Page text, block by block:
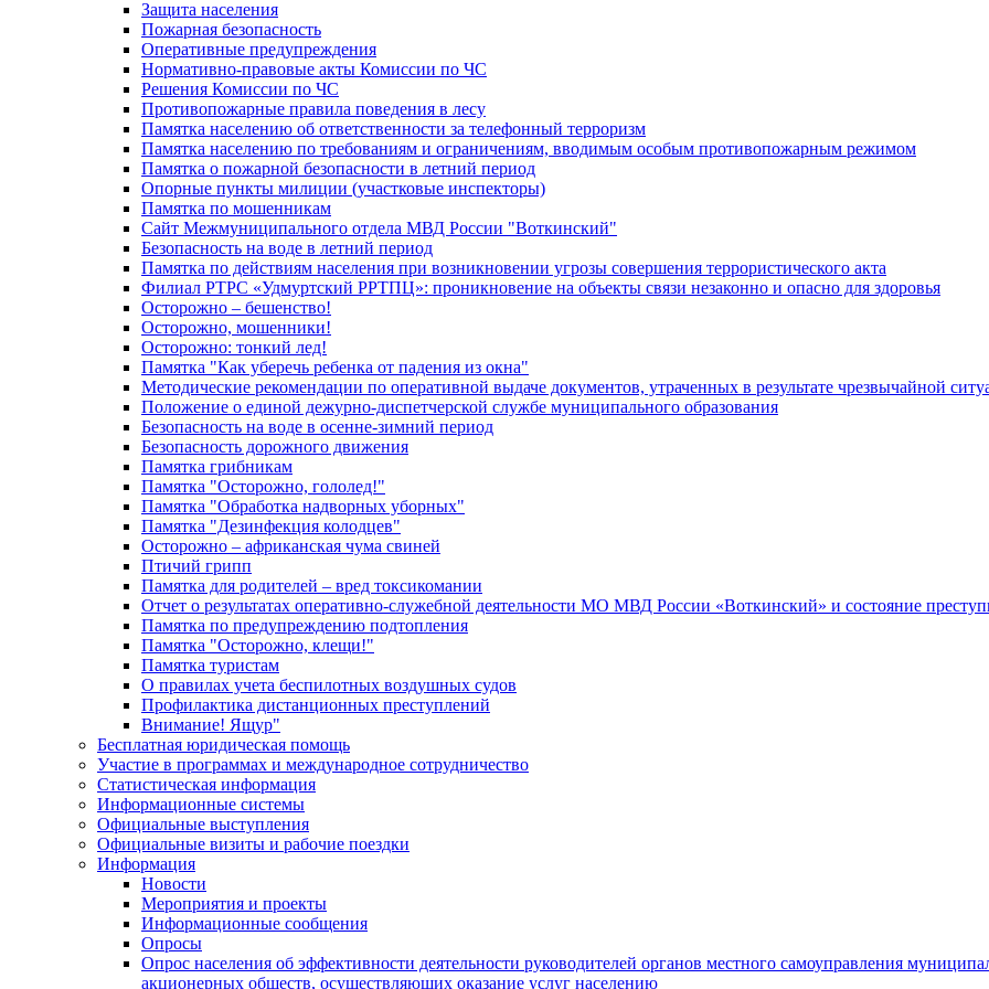
Защита населения
Пожарная безопасность
Оперативные предупреждения
Нормативно-правовые акты Комиссии по ЧС
Решения Комиссии по ЧС
Противопожарные правила поведения в лесу
Памятка населению об ответственности за телефонный терроризм
Памятка населению по требованиям и ограничениям, вводимым особым противопожарным режимом
Памятка о пожарной безопасности в летний период
Опорные пункты милиции (участковые инспекторы)
Памятка по мошенникам
Сайт Межмуниципального отдела МВД России "Воткинский"
Безопасность на воде в летний период
Памятка по действиям населения при возникновении угрозы совершения террористического акта
Филиал РТРС «Удмуртский РРТПЦ»: проникновение на объекты связи незаконно и опасно для здоровья
Осторожно – бешенство!
Осторожно, мошенники!
Осторожно: тонкий лед!
Памятка "Как уберечь ребенка от падения из окна"
Методические рекомендации по оперативной выдаче документов, утраченных в результате чрезвычайной
Положение о единой дежурно-диспетчерской службе муниципального образования
Безопасность на воде в осенне-зимний период
Безопасность дорожного движения
Памятка грибникам
Памятка "Осторожно, гололед!"
Памятка "Обработка надворных уборных"
Памятка "Дезинфекция колодцев"
Осторожно – африканская чума свиней
Птичий грипп
Памятка для родителей – вред токсикомании
Отчет о результатах оперативно-служебной деятельности МО МВД России «Воткинский» и состояние
Памятка по предупреждению подтопления
Памятка "Осторожно, клещи!"
Памятка туристам
О правилах учета беспилотных воздушных судов
Профилактика дистанционных преступлений
Внимание! Ящур"
Бесплатная юридическая помощь
Участие в программах и международное сотрудничество
Статистическая информация
Информационные системы
Официальные выступления
Официальные визиты и рабочие поездки
Информация
Новости
Мероприятия и проекты
Информационные сообщения
Опросы
Опрос населения об эффективности деятельности руководителей органов местного самоуправления
акционерных обществ, осуществляющих оказание услуг населению